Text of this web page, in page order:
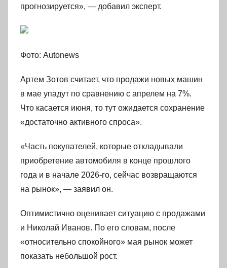
прогнозируется», — добавил эксперт.
Фото: Autonews
Артем Зотов считает, что продажи новых машин
в мае упадут по сравнению с апрелем на 7%.
Что касается июня, то тут ожидается сохранение
«достаточно активного спроса».
«Часть покупателей, которые откладывали
приобретение автомобиля в конце прошлого
года и в начале 2026-го, сейчас возвращаются
на рынок», — заявил он.
Оптимистично оценивает ситуацию с продажами
и Николай Иванов. По его словам, после
«относительно спокойного» мая рынок может
показать небольшой рост.